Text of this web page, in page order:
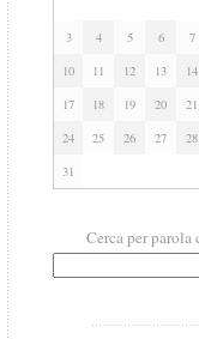
3 4 5 6
7
10
11 12 13
14
17
18 19 20
21
24
25 26 27
28
31
Cerca per parola